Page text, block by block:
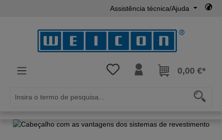
Assistência técnica/Ajuda
Tem 0 itens da lista de desejos
0,00 €*